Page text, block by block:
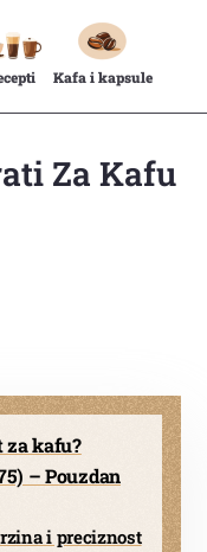
Kafa i kapsule
Za Kafu
za kafu?
– Pouzdan
i preciznost